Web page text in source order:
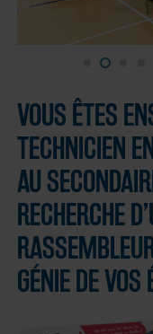
VOUS ÊTES
TECHNICIEN
AU
RECHERCHE
GÉNIE DE VOS